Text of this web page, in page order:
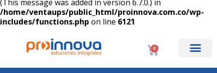
(This message was added in version 6.7.0.) in
/home/ventaups/public_html/proinnova.com.co/wp-
includes/functions.php on line 6121
0